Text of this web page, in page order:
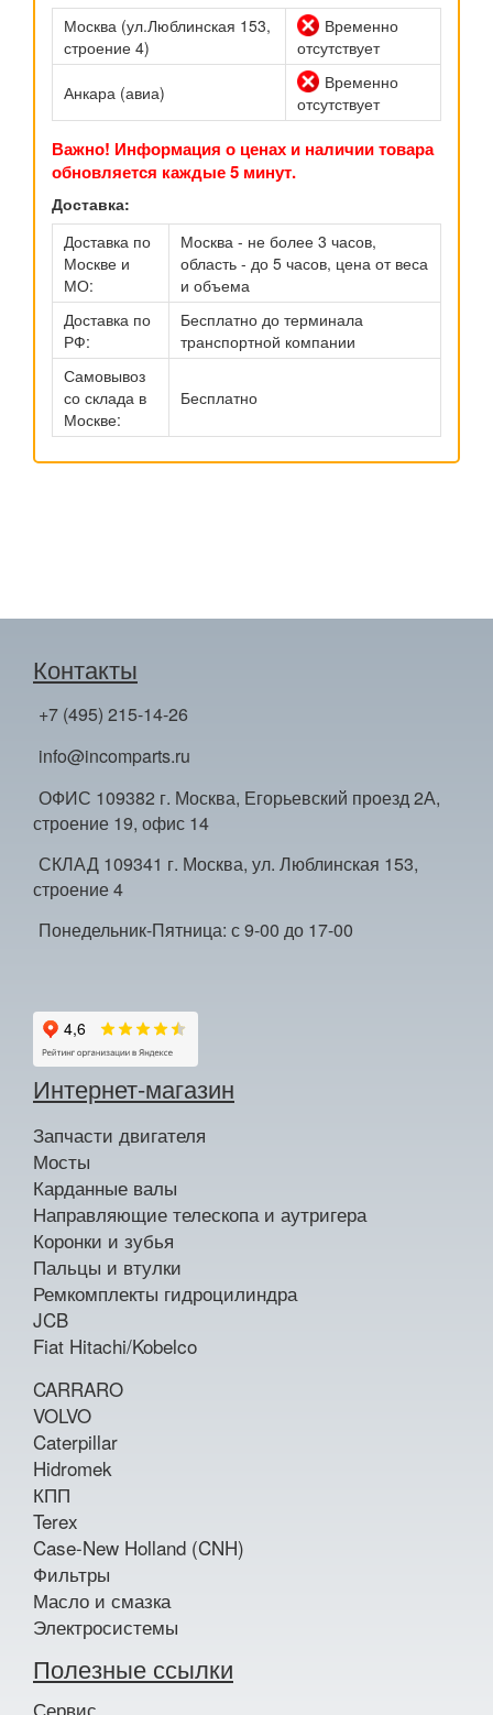
Москва (ул.Люблинская 153,
строение 4)
Временно
отсутствует
Анкара (авиа)
Временно
отсутствует
Важно! Информация о ценах и наличии товара
обновляется каждые 5 минут.
Доставка:
Доставка по
Москве и
МО:
Москва - не более 3 часов,
область - до 5 часов, цена от веса
и объема
Доставка по
РФ:
Бесплатно до терминала
транспортной компании
Самовывоз
со склада в
Москве:
Бесплатно
Контакты
+7 (495) 215-14-26
info@incomparts.ru
ОФИС 109382 г. Москва, Егорьевский проезд 2А,
строение 19, офис 14
СКЛАД 109341 г. Москва, ул. Люблинская 153,
строение 4
Понедельник-Пятница: с 9-00 до 17-00
Интернет-магазин
Запчасти двигателя
Мосты
Карданные валы
Направляющие телескопа и аутригера
Коронки и зубья
Пальцы и втулки
Ремкомплекты гидроцилиндра
JCB
Fiat Hitachi/Kobelco
CARRARO
VOLVO
Caterpillar
Hidromek
КПП
Terex
Case-New Holland (CNH)
Фильтры
Масло и смазка
Электросистемы
Полезные ссылки
Сервис